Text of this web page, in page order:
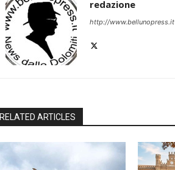
redazione
http://www.bellunopress.it
RELATED ARTICLES